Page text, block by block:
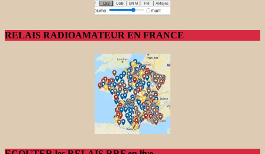
RELAIS RADIOAMATEUR EN FRANCE